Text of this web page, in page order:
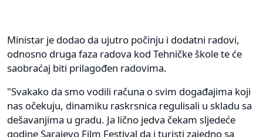
Ministar je dodao da ujutro počinju i dodatni radovi,
odnosno druga faza radova kod Tehničke škole te će
saobraćaj biti prilagođen radovima.
"Svakako da smo vodili računa o svim događajima koji
nas očekuju, dinamiku raskrsnica regulisali u skladu sa
dešavanjima u gradu. Ja lično jedva čekam sljedeće
godine Sarajevo Film Festival da i turisti zajedno sa